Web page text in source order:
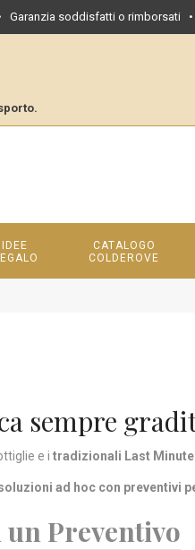
Garanzia soddisfatti o rimborsati•
IDEE
CATALOGO
COLDEROVE
sempre
e i tradizionali Last
ad hoc con preventivi
Preventivo